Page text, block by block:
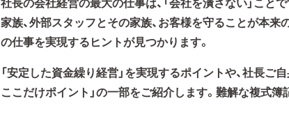
家族、外部スタッフとその家族、お客様を守ることが本
の仕事を実現するヒントが見つかります。
「安定した資金繰り経営」を実現するポイントや、社長ご
ここだけポイント」の一部をご紹介します。難解な複式